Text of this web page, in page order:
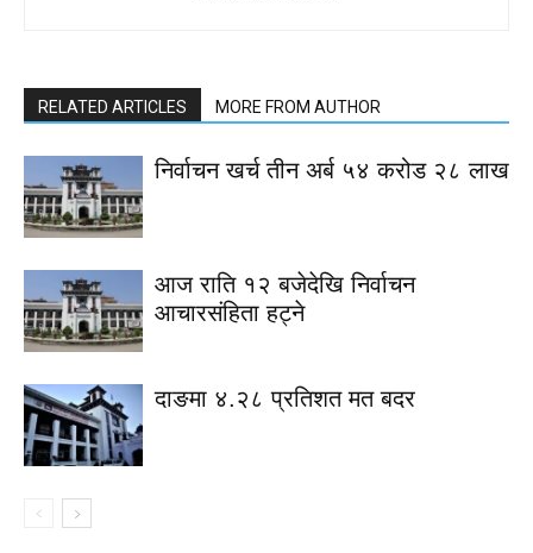
RELATED ARTICLES MORE FROM AUTHOR
निर्वाचन खर्च तीन अर्ब ५४ करोड २८ लाख
आज राति १२ बजेदेखि निर्वाचन
आचारसंहिता हट्ने
दाङमा ४.२८ प्रतिशत मत बदर